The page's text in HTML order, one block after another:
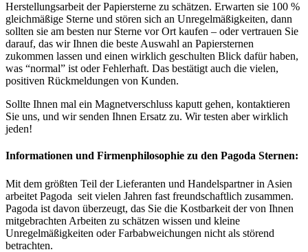
Herstellungsarbeit der Papiersterne zu schätzen. Erwarten sie 100 %
gleichmäßige Sterne und stören sich an Unregelmäßigkeiten, dann
sollten sie am besten nur Sterne vor Ort kaufen – oder vertrauen Sie
darauf, das wir Ihnen die beste Auswahl an Papiersternen
zukommen lassen und einen wirklich geschulten Blick dafür haben,
was “normal” ist oder Fehlerhaft. Das bestätigt auch die vielen,
positiven Rückmeldungen von Kunden.
Sollte Ihnen mal ein Magnetverschluss kaputt gehen, kontaktieren
Sie uns, und wir senden Ihnen Ersatz zu. Wir testen aber wirklich
jeden!
Informationen und Firmenphilosophie zu den Pagoda Sternen:
Mit dem größten Teil der Lieferanten und Handelspartner in Asien
arbeitet Pagoda seit vielen Jahren fast freundschaftlich zusammen.
Pagoda ist davon überzeugt, das Sie die Kostbarkeit der von Ihnen
mitgebrachten Arbeiten zu schätzen wissen und kleine
Unregelmäßigkeiten oder Farbabweichungen nicht als störend
betrachten.